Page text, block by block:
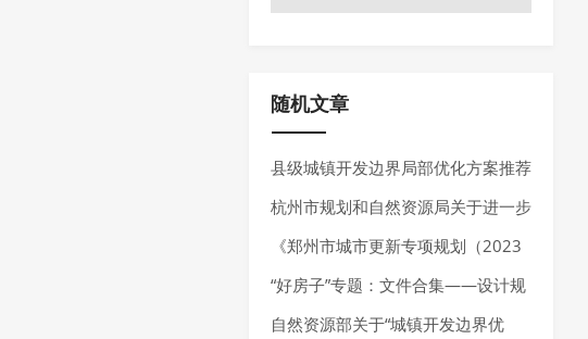
——城市规划学社知识星球
随机文章
县级城镇开发边界局部优化方案推荐
杭州市规划和自然资源局关于进一步
加强规划资源要素保障推动经济高质
量发展的通知
《郑州市城市更新专项规划（2023
—2035 年）》发布，明确城市更新
空间布局、分区分类指引以及城市更
“好房子”专题：文件合集——设计规
范、技术指南、技术导则
自然资源部关于“城镇开发边界优